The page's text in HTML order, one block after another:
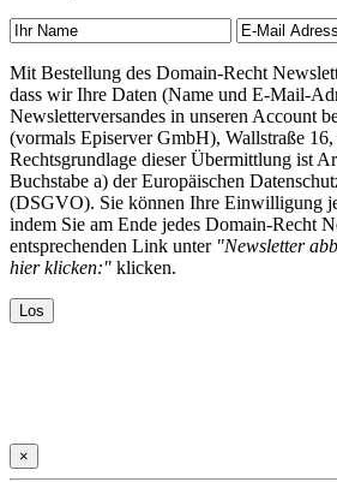
Mit Bestellung des Domain-Recht
dass wir Ihre Daten (Name und E-Mail-
Newsletterversandes in unseren Account
(vormals Episerver GmbH), Wallstraße
Rechtsgrundlage dieser Übermittlung ist
Buchstabe a) der Europäischen
(DSGVO). Sie können Ihre Einwilligung
indem Sie am Ende jedes Domain-Recht
entsprechenden Link unter "Newsletter
hier klicken:" klicken.
×